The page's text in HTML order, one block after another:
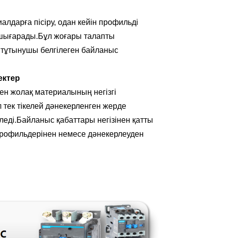
пісіру, одан кейін профильді
шығарады.Бұл жоғары талапты
белгілеген байланыс
жолақ материалының негізгі
тікелей дәнекерленген жерде
қабаттары негізінен қатты
немесе дәнекерлеуден